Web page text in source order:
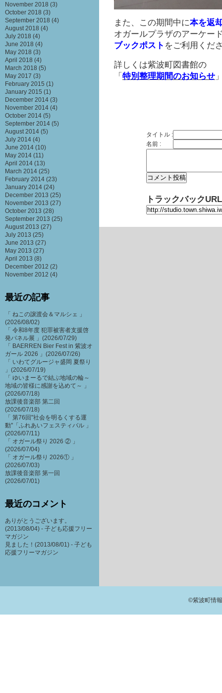
また、この期間中に本を返
オガールプラザのアーケー
ブックポスト をご利用くだ
詳しくは紫波町図書館の
「特別整理期間のお知らせ
タイトル :
名前 :
トラックバックURL
November 2018 (3)
October 2018 (3)
September 2018 (4)
August 2018 (4)
July 2018 (4)
June 2018 (4)
May 2018 (3)
April 2018 (4)
March 2018 (5)
May 2017 (3)
February 2015 (1)
January 2015 (1)
December 2014 (3)
November 2014 (4)
October 2014 (5)
September 2014 (5)
August 2014 (5)
July 2014 (4)
June 2014 (10)
May 2014 (11)
April 2014 (13)
March 2014 (25)
February 2014 (23)
January 2014 (24)
December 2013 (25)
November 2013 (27)
October 2013 (28)
September 2013 (25)
August 2013 (27)
July 2013 (25)
June 2013 (27)
May 2013 (27)
April 2013 (8)
December 2012 (2)
November 2012 (4)
最近の記事
「 ねこの譲渡会＆マルシェ 」
(2026/08/02)
「 令和8年度 犯罪被害者支援啓
発パネル展 」(2026/07/29)
「 BAERREN Bier Fest in 紫波オ
ガール 2026 」(2026/07/26)
「 いわてグルージャ盛岡 夏祭り
」(2026/07/19)
「 ゆいまーるで結ぶ地域の輪～
地域の皆様に感謝を込めて～ 」
(2026/07/18)
放課後音楽部 第二回
(2026/07/18)
「 第76回"社会を明るくする運
動"「ふれあいフェスティバル 」
(2026/07/11)
「 オガール祭り 2026 ② 」
(2026/07/04)
「 オガール祭り 2026① 」
(2026/07/03)
放課後音楽部 第一回
(2026/07/01)
最近のコメント
ありがとうございます。
(2013/08/04) - 子ども応援フリー
マガジン
見ました！(2013/08/01) - 子ども
応援フリーマガジン
©紫波町情